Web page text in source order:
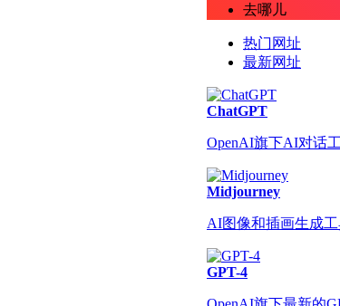
去哪儿
热门网址
最新网址
ChatGPT
OpenAI旗下AI对话
Midjourney
AI图像和插画生成
GPT-4